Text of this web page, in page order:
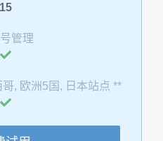
15
管理
, 欧洲5国, 日本站点 **